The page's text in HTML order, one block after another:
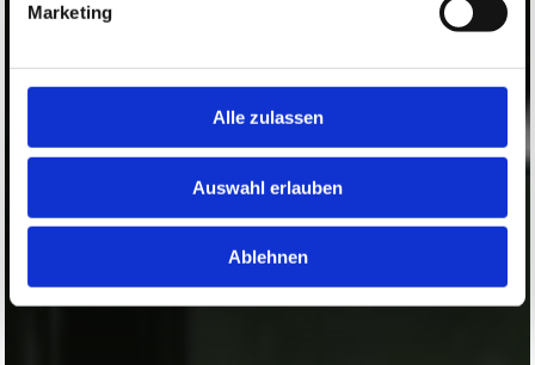
Marketing
Alle zulassen
Auswahl erlauben
Ablehnen